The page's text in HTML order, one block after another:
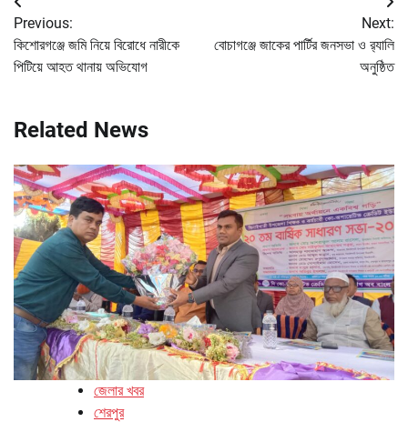
Post
navigation
Previous:
কিশোরগঞ্জে জমি নিয়ে বিরোধে নারীকে
পিটিয়ে আহত থানায় অভিযোগ
Next:
বোচাগঞ্জে জাকের পার্টির জনসভা ও র‌্যালি
অনুষ্ঠিত
Related News
জেলার খবর
শেরপুর